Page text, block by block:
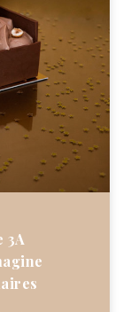
3A